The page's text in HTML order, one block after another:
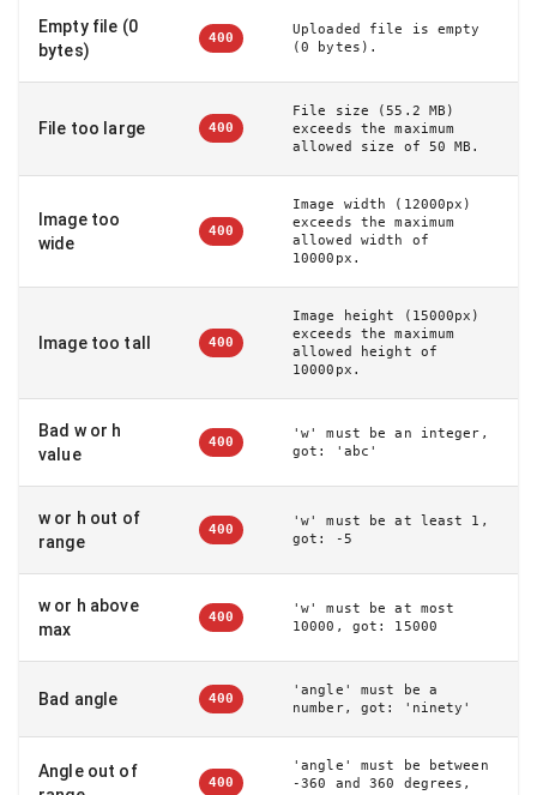
Empty file (0
bytes)
400
Uploaded file is empty
(0 bytes).
File too large 400
File size (55.2 MB)
exceeds the maximum
allowed size of 50 MB.
Image too
wide
400
Image width (12000px)
exceeds the maximum
allowed width of
10000px.
Image too tall 400
Image height (15000px)
exceeds the maximum
allowed height of
10000px.
Bad w or h
value
400
'w' must be an integer,
got: 'abc'
w or h out of
range
400
'w' must be at least 1,
got: -5
w or h above
max
400
'w' must be at most
10000, got: 15000
Bad angle 400
'angle' must be a
number, got: 'ninety'
Angle out of
400
'angle' must be between
-360 and 360 degrees,